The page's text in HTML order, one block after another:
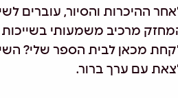
ההיכרות והסיור, עוברים
מרכיב משמעותי
מכאן לבית הספר שלי?
עם ערך ברור.